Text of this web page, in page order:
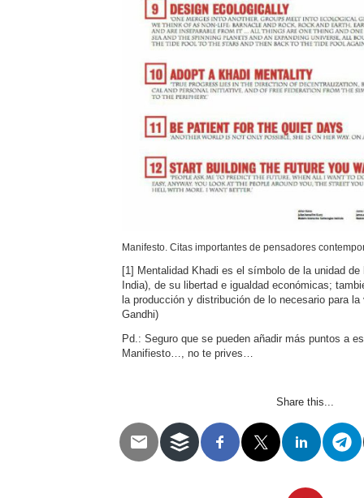
Manifesto. Citas importantes de pensadores
[1] Mentalidad Khadi es el símbolo de la unidad de
India), de su libertad e igualdad económicas;
la producción y distribución de lo necesario para
Gandhi)
Pd.: Seguro que se pueden añadir más puntos a
Manifiesto…, no te prives…
Share this...